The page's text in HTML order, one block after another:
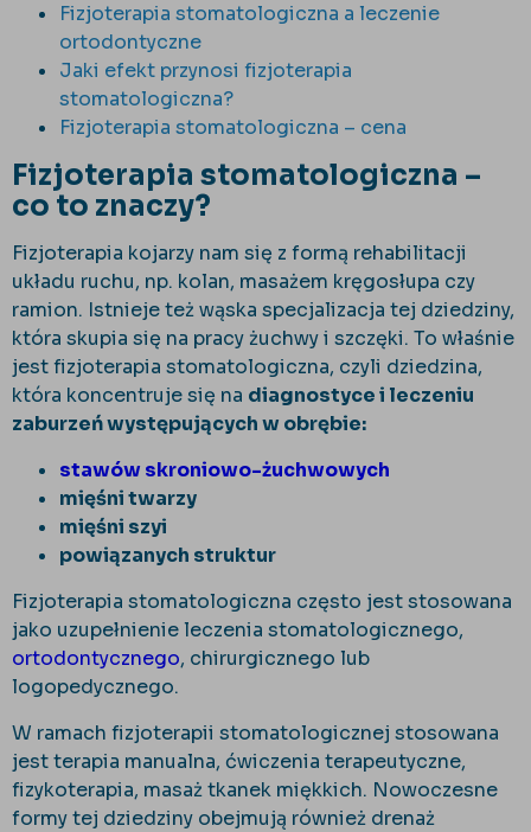
Fizjoterapia stomatologiczna a leczenie
ortodontyczne
Jaki efekt przynosi fizjoterapia
stomatologiczna?
Fizjoterapia stomatologiczna – cena
Fizjoterapia stomatologiczna –
co to znaczy?
Fizjoterapia kojarzy nam się z formą rehabilitacji
układu ruchu, np. kolan, masażem kręgosłupa czy
ramion. Istnieje też wąska specjalizacja tej dziedziny,
która skupia się na pracy żuchwy i szczęki. To właśnie
jest fizjoterapia stomatologiczna, czyli dziedzina,
która koncentruje się na diagnostyce i leczeniu
zaburzeń występujących w obrębie:
stawów skroniowo-żuchwowych
mięśni twarzy
mięśni szyi
powiązanych struktur
Fizjoterapia stomatologiczna często jest stosowana
jako uzupełnienie leczenia stomatologicznego,
ortodontycznego, chirurgicznego lub
logopedycznego.
W ramach fizjoterapii stomatologicznej stosowana
jest terapia manualna, ćwiczenia terapeutyczne,
fizykoterapia, masaż tkanek miękkich. Nowoczesne
formy tej dziedziny obejmują również drenaż